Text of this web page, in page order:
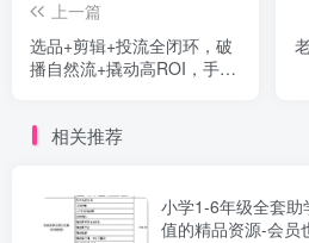
上一篇
选品+剪辑+投流全闭环，破
播自然流+撬动高ROI，手把
相关推荐
小学1-6年级全套
值的精品资源-会员